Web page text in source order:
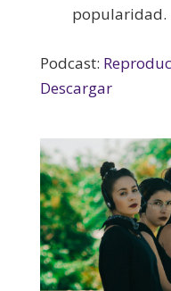
popularidad.
Podcast:
Descargar